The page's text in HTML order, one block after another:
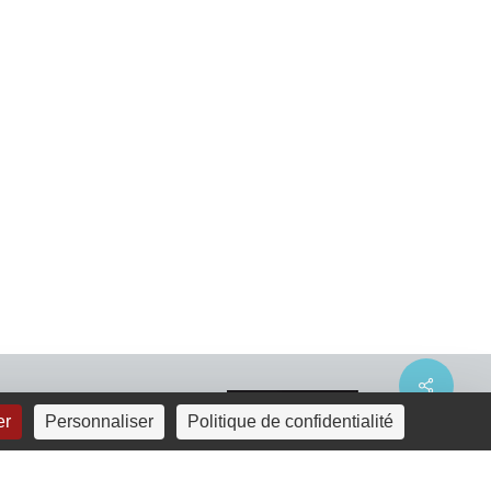
Share
Personnaliser Politique de confidentialité